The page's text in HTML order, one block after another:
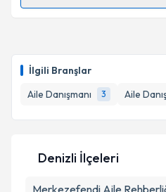
İlgili Branşlar
Aile Danışmanı
3 Aile
almanız için bir takvim
bilgilendireceğiz.
E-posta Adresiniz
Kişisel verilerimin
Denizli İlçeleri
Merkezefendi Aile